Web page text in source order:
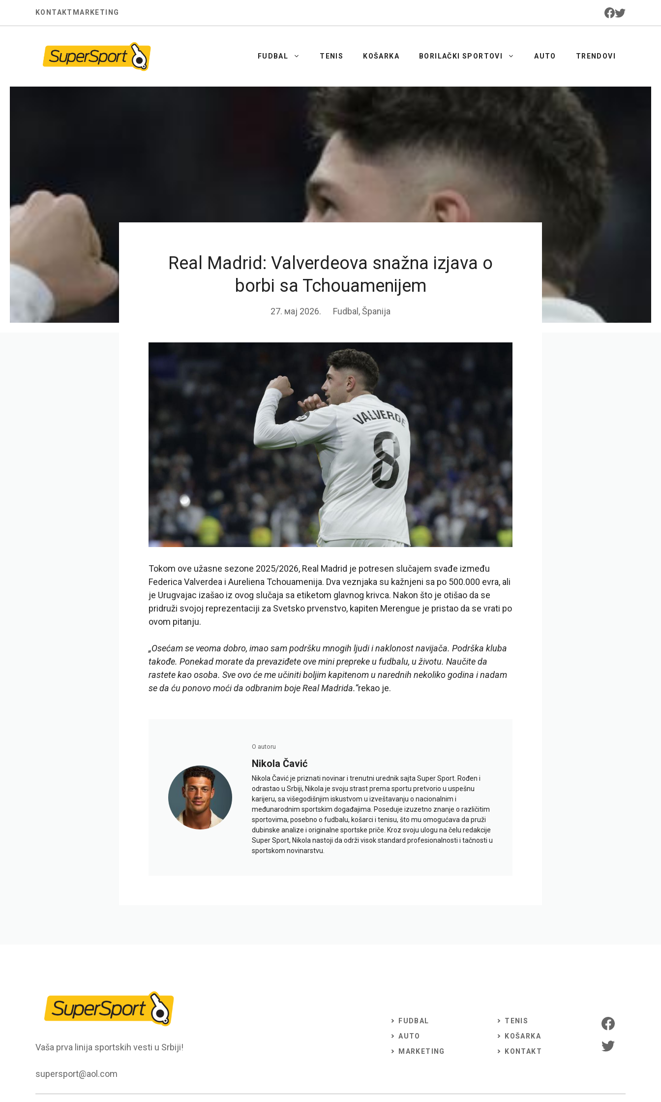
KONTAKT MARKETING
FUDBAL TENIS KOŠARKA BORILAČKI SPORTOVI AUTO TRENDOVI
Real Madrid: Valverdeova snažna izjava o
borbi sa Tchouamenijem
27. мај 2026. Fudbal ,Španija
Tokom ove užasne sezone 2025/2026, Real Madrid je potresen slučajem svađe između
Federica Valverdea i Aureliena Tchouamenija. Dva veznjaka su kažnjeni sa po 500.000 evra, ali
je Urugvajac izašao iz ovog slučaja sa etiketom glavnog krivca. Nakon što je otišao da se
pridruži svojoj reprezentaciji za Svetsko prvenstvo, kapiten Merengue je pristao da se vrati po
ovom pitanju.
„Osećam se veoma dobro, imao sam podršku mnogih ljudi i naklonost navijača. Podrška kluba
takođe. Ponekad morate da prevaziđete ove mini prepreke u fudbalu, u životu. Naučite da
rastete kao osoba. Sve ovo će me učiniti boljim kapitenom u narednih nekoliko godina i nadam
se da ću ponovo moći da odbranim boje Real Madrida.“rekao je.
O autoru
Nikola Čavić
Nikola Čavić je priznati novinar i trenutni urednik sajta Super Sport. Rođen i
odrastao u Srbiji, Nikola je svoju strast prema sportu pretvorio u uspešnu
karijeru, sa višegodišnjim iskustvom u izveštavanju o nacionalnim i
međunarodnim sportskim događajima. Poseduje izuzetno znanje o različitim
sportovima, posebno o fudbalu, košarci i tenisu, što mu omogućava da pruži
dubinske analize i originalne sportske priče. Kroz svoju ulogu na čelu redakcije
Super Sport, Nikola nastoji da održi visok standard profesionalnosti i tačnosti u
sportskom novinarstvu.
Vaša prva linija sportskih vesti u Srbiji!
supersport@aol.com
FUDBAL
AUTO
MARKETING
TENIS
KOŠARKA
KONTAKT